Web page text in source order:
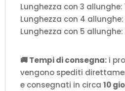
Lunghezza con 3 allunghe:
Lunghezza con 4
Lunghezza con 5
🚚 Tempi di consegna: i
vengono spediti
e consegnati in circa 10